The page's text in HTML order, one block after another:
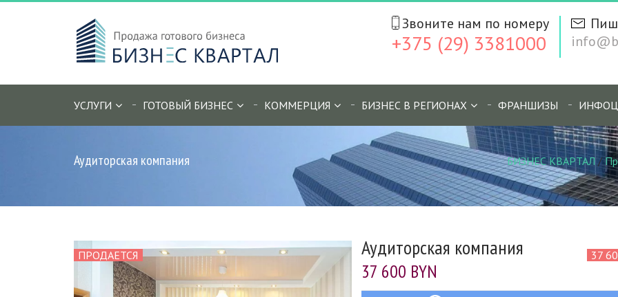
Звоните нам по номеру
+375 (29) 3381000
УСЛУГИ ГОТОВЫЙ БИЗНЕС КОММЕРЦИЯ БИЗНЕС В РЕГИОНАХ ФРАНШИЗЫ
Аудиторская компания БИЗНЕС КВАРТАЛ /
ПРОДАЕТСЯ 37
Аудиторская компания
37 600 BYN